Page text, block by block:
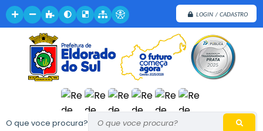
LOGIN / CADASTRO
O que voce procura?